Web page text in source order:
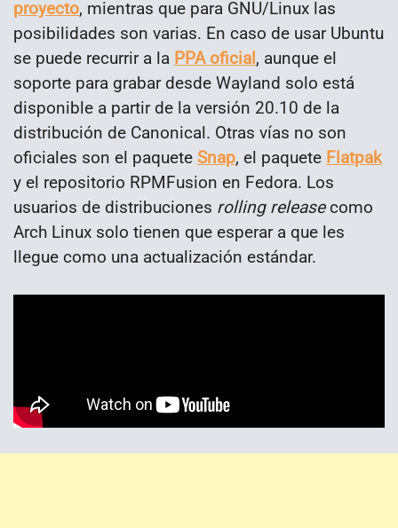
proyecto, mientras que para GNU/Linux las
posibilidades son varias. En caso de usar Ubuntu
se puede recurrir a la PPA oficial, aunque el
soporte para grabar desde Wayland solo está
disponible a partir de la versión 20.10 de la
distribución de Canonical. Otras vías no son
oficiales son el paquete Snap, el paquete Flatpak
y el repositorio RPMFusion en Fedora. Los
usuarios de distribuciones rolling releasecomo
Arch Linux solo tienen que esperar a que les
llegue como una actualización estándar.